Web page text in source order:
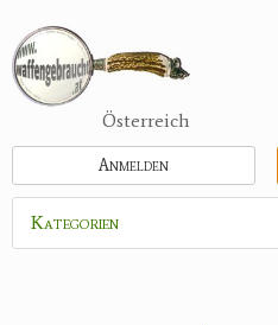
zum
Inhalt
Österreich
Anmelden
Kategorien